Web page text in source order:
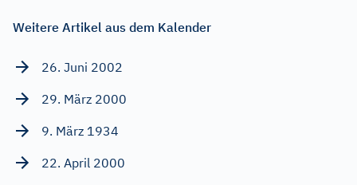
Weitere Artikel aus dem Kalender
26. Juni 2002
29. März 2000
9. März 1934
22. April 2000